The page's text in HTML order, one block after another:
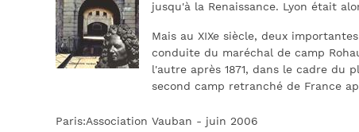
jusqu'à la Renaissance. Lyon était
Mais au XIXe siècle, deux
conduite du maréchal de camp
l'autre après 1871, dans le cadre du
second camp retranché de France
Paris:Association Vauban - juin 2006